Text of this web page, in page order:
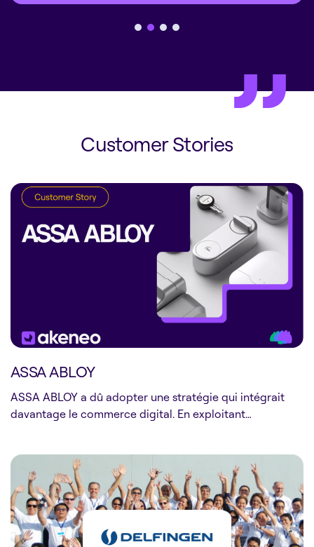
Customer Stories
ASSA ABLOY
ASSA ABLOY a dû adopter une stratégie qui intégrait
davantage le commerce digital. En exploitant…